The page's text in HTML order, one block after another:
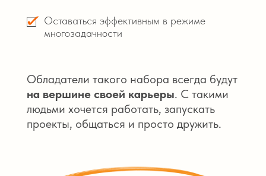
Оставаться эффективным в режиме
многозадачности
Обладатели такого набора всегда будут
на вершине своей карьеры. С такими
людьми хочется работать, запускать
проекты, общаться и просто дружить.